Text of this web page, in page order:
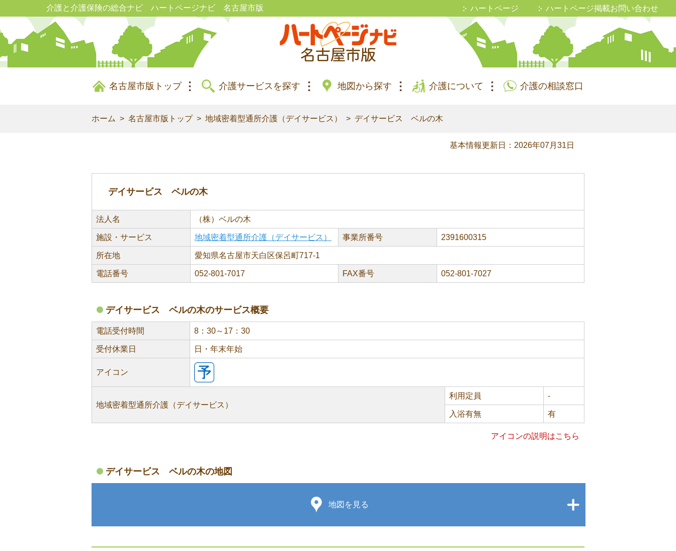
介護と介護保険の総合ナビ ハートページナビ 名古屋市版 ハートページ ハートページ掲載お問い合わせ
名古屋市版トップ 介護サービスを探す 地図から探す 介護について 介護の相談窓口
ホーム 名古屋市版トップ 地域密着型通所介護（デイサービス） デイサービス ベルの木
基本情報更新日：2026年07月31日
デイサービス ベルの木
法人名 （株）ベルの木
施設・サービス 地域密着型通所介護（デイサービス） 事業所番号 2391600315
所在地 愛知県名古屋市天白区保呂町717-1
電話番号 052-801-7017 FAX番号 052-801-7027
デイサービス ベルの木のサービス概要
電話受付時間 8：30～17：30
受付休業日 日・年末年始
アイコン
地域密着型通所介護（デイサービス）
利用定員 -
入浴有無 有
アイコンの説明はこちら
デイサービス ベルの木の地図
地図を見る